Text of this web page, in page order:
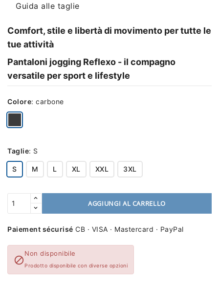
Guida alle taglie
Comfort, stile e libertà di movimento per tutte le
tue attività
Pantaloni jogging Reflexo - il compagno
versatile per sport e lifestyle
Colore: carbone
Taglie: S
S M L XL XXL 3XL
AGGIUNGI AL CARRELLO
Paiement sécurisé CB · VISA · Mastercard · PayPal

Non disponibile
Prodotto disponibile con diverse opzioni